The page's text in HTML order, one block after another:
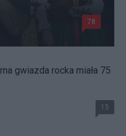
78
gwiazda rocka miała 75
15